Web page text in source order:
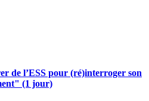
de l’ESS pour (ré)interroger son
(1 jour)